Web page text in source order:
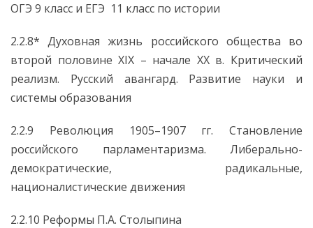
ОГЭ 9 класс и ЕГЭ 11 класс по истории
2.2.8* Духовная жизнь российского общества во
второй половине XIX – начале ХХ в. Критический
реализм. Русский авангард. Развитие науки и
системы образования
2.2.9 Революция 1905–1907 гг. Становление
российского парламентаризма. Либерально-
демократические, радикальные,
националистические движения
2.2.10 Реформы П.А. Столыпина